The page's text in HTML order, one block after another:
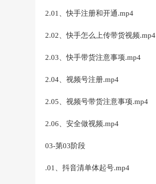
2.01、快手注册和开通.mp4
2.02、快手怎么上传带货视频.mp4
2.03、快手带货注意事项.mp4
2.04、视频号注册.mp4
2.05、视频号带货注意事项.mp4
2.06、安全做视频.mp4
03-第03阶段
.01、抖音清单体起号.mp4